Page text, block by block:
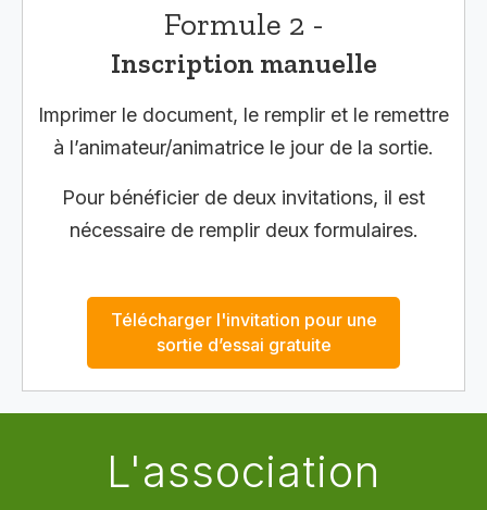
Formule 2 -
Inscription manuelle
Imprimer le document, le remplir et le remettre
à l’animateur/animatrice le jour de la sortie.
Pour bénéficier de deux invitations, il est
nécessaire de remplir deux formulaires.
Télécharger l'invitation pour une
sortie d’essai gratuite
L'association